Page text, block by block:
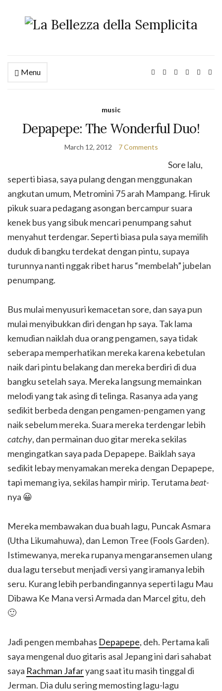
Menu
music
Depapepe: The Wonderful Duo!
March 12, 2012 7 Comments
Sore lalu,
seperti biasa, saya pulang dengan menggunakan
angkutan umum, Metromini 75 arah Mampang. Hiruk
pikuk suara pedagang asongan bercampur suara
kenek bus yang sibuk mencari penumpang sahut
menyahut terdengar. Seperti biasa pula saya memilih
duduk di bangku terdekat dengan pintu, supaya
turunnya nanti nggak ribet harus “membelah” jubelan
penumpang.
Bus mulai menyusuri kemacetan sore, dan saya pun
mulai menyibukkan diri dengan hp saya. Tak lama
kemudian naiklah dua orang pengamen, saya tidak
seberapa memperhatikan mereka karena kebetulan
naik dari pintu belakang dan mereka berdiri di dua
bangku setelah saya. Mereka langsung memainkan
melodi yang tak asing di telinga. Rasanya ada yang
sedikit berbeda dengan pengamen-pengamen yang
naik sebelum mereka. Suara mereka terdengar lebih
catchy, dan permainan duo gitar mereka sekilas
mengingatkan saya pada Depapepe. Baiklah saya
sedikit lebay menyamakan mereka dengan Depapepe,
tapi memang iya, sekilas hampir mirip. Terutama beat-
nya 😀
Mereka membawakan dua buah lagu, Puncak Asmara
(Utha Likumahuwa), dan Lemon Tree (Fools Garden).
Istimewanya, mereka rupanya mengaransemen ulang
dua lagu tersebut menjadi versi yang iramanya lebih
seru. Kurang lebih perbandingannya seperti lagu Mau
Dibawa Ke Mana versi Armada dan Marcel gitu, deh
🙂
Jadi pengen membahas Depapepe, deh. Pertama kali
saya mengenal duo gitaris asal Jepang ini dari sahabat
saya Rachman Jafaryang saat itu masih tinggal di
Jerman. Dia dulu sering memosting lagu-lagu